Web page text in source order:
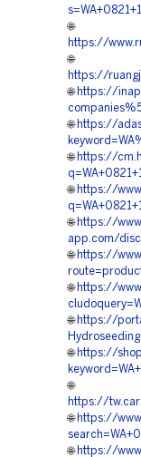
🌐
https://
🌐
https://
🌐 https://
🌐 https://
🌐 https://
🌐 https://
🌐 https://
app.com/
🌐 https://
🌐 https://
🌐 https://
🌐 https://
🌐
https://
🌐 https://
🌐 https://